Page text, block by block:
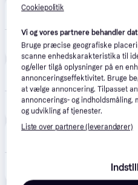
VVS-Eksperten.dk
Eglo Boyal loftlampe, 101 cm
LavprisVærktøj 4.0
40 kr. fragt,5-7 dage
BOYAL LOFT LED 3L SORT/
BilligVVS 4.6(55)
Eglo Boyal loftlampe, 101 cm
Cookiepolitik
Vi og vores partnere behandler
Bruge præcise geografiske
scanne enhedskarakteristika til
og/eller tilgå oplysninger på en
annonceringseffektivitet. Bruge
at vælge annoncering. Tilpasset
annoncerings- og indholdsmåling,
og udvikling af tjenester.
Liste over partnere (leverandører)